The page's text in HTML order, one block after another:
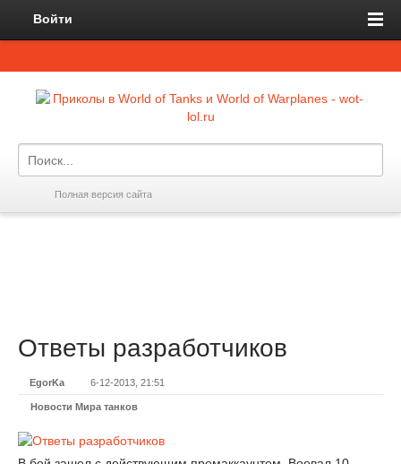
Войти
Полная версия сайта
Ответы разработчиков
EgorKa 6-12-2013, 21:51
Новости Мира танков